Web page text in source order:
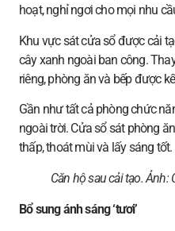
hoạt, nghỉ ngơi cho mọi nhu
Khu vực sát cửa sổ được cải
cây xanh ngoài ban công.
riêng, phòng ăn và bếp được
Gần như tất cả phòng chức
ngoài trời. Cửa sổ sát phòng
thấp, thoát mùi và lấy sáng tốt.
Căn hộ sau cải tạo. Ảnh:
Bổ sung ánh sáng ‘tươi’